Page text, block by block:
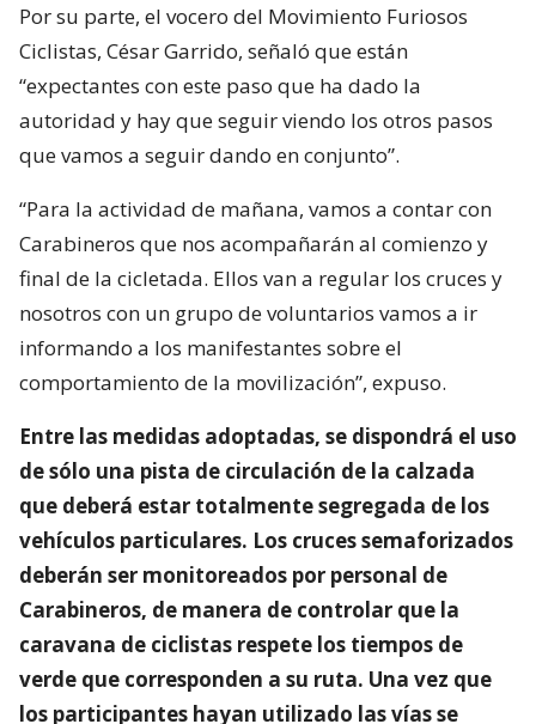
Por su parte, el vocero del Movimiento Furiosos
Ciclistas, César Garrido, señaló que están
“expectantes con este paso que ha dado la
autoridad y hay que seguir viendo los otros pasos
que vamos a seguir dando en conjunto”.
“Para la actividad de mañana, vamos a contar con
Carabineros que nos acompañarán al comienzo y
final de la cicletada. Ellos van a regular los cruces y
nosotros con un grupo de voluntarios vamos a ir
informando a los manifestantes sobre el
comportamiento de la movilización”, expuso.
Entre las medidas adoptadas, se dispondrá el uso
de sólo una pista de circulación de la calzada
que deberá estar totalmente segregada de los
vehículos particulares. Los cruces semaforizados
deberán ser monitoreados por personal de
Carabineros, de manera de controlar que la
caravana de ciclistas respete los tiempos de
verde que corresponden a su ruta. Una vez que
los participantes hayan utilizado las vías se